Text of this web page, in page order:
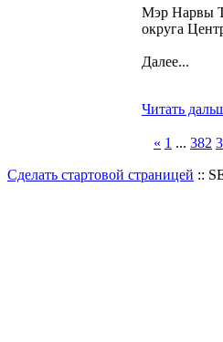
Мэр Нарвы
округа
Далее...
Читать
« 1 ... 382
Сделать стартовой страницей ::